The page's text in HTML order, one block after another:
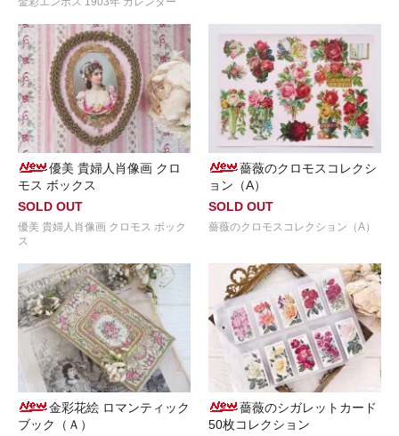
優美 貴婦人肖像画 クロ
モス ボックス
SOLD OUT
優美 貴婦人肖像画 クロモス ボック
ス
薔薇のクロモスコレクシ
ョン（A）
SOLD OUT
薔薇のクロモスコレクション（A）
金彩花絵 ロマンティック
ブック（Ａ）
薔薇のシガレットカード
50枚コレクション